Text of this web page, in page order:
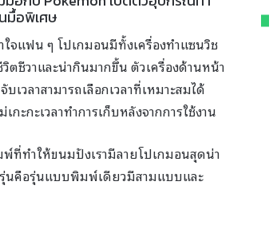
มื้อพิเศษ
จแฟน ๆ โปเกมอนมีทั้งเครื่องทำแซนวิช
ตชีวาและน่ากินมากขึ้น ตัวเครื่องด้านหน้า
วลาสามารถเลือกเวลาที่เหมาะสมได้
ะกะเวลาทำการเก็บหลังจากการใช้งาน
ที่ทำให้ขนมปังเรามีลายโปเกมอนสุดน่า
นคือรุ่นแบบพิมพ์เดียวมีสามแบบและ